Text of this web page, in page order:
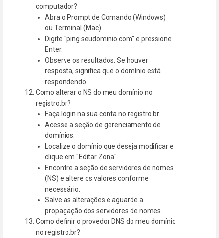
computador?
Abra o Prompt de Comando (Windows)
ou Terminal (Mac).
Digite "ping seudominio.com" e pressione
Enter.
Observe os resultados. Se houver
resposta, significa que o domínio está
respondendo.
Como alterar o NS do meu domínio no
registro.br?
Faça login na sua conta no registro.br.
Acesse a seção de gerenciamento de
domínios.
Localize o domínio que deseja modificar e
clique em "Editar Zona".
Encontre a seção de servidores de nomes
(NS) e altere os valores conforme
necessário.
Salve as alterações e aguarde a
propagação dos servidores de nomes.
Como definir o provedor DNS do meu domínio
no registro.br?